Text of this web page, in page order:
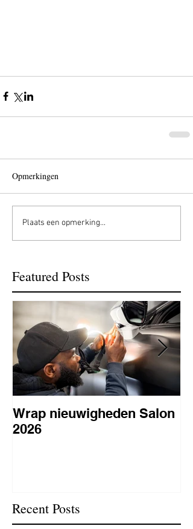
Opmerkingen
Plaats een opmerking...
Featured Posts
Wrap nieuwigheden Salon
2026
Recent Posts